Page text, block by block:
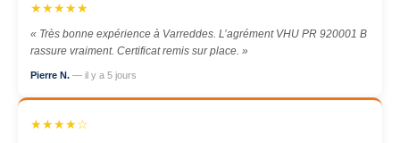
★★★★★
« Très bonne expérience à Varreddes. L’agrément VHU PR 920001 B
rassure vraiment. Certificat remis sur place. »
Pierre N. — il y a 5 jours
★★★★☆